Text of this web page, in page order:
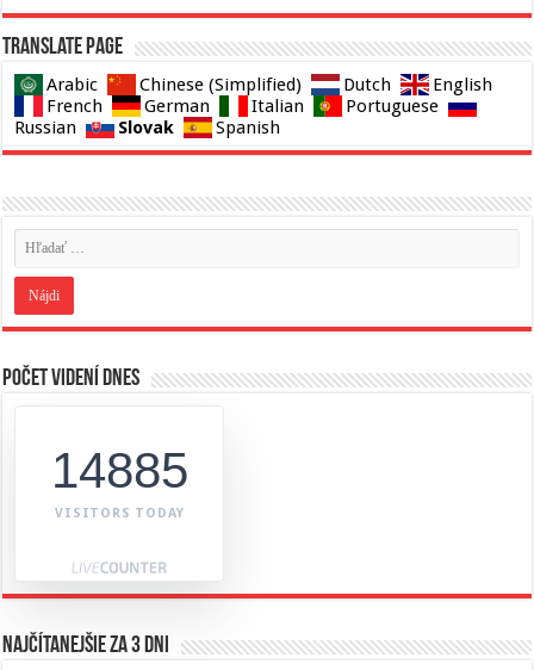
Translate page
Arabic Chinese (Simplified) Dutch
English
French
German Italian
Portuguese
Russian
Slovak Spanish
Počet videní dnes
14885
VISITORS TODAY
Najčítanejšie za 3 dni